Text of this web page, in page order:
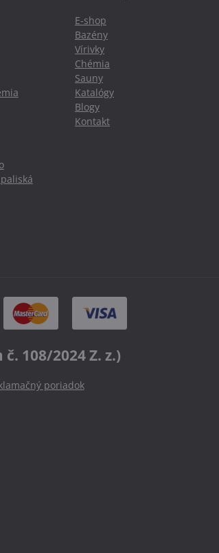
E-shop
Bazény
Vírivky
Chémia
Sauny
Katalógy
Blogy
Kontakt
108/2024 Z. z.)
poriadok